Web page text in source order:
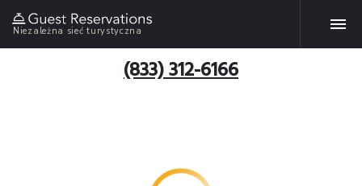
Niezależna sieć turystyczna
(833) 312-6166